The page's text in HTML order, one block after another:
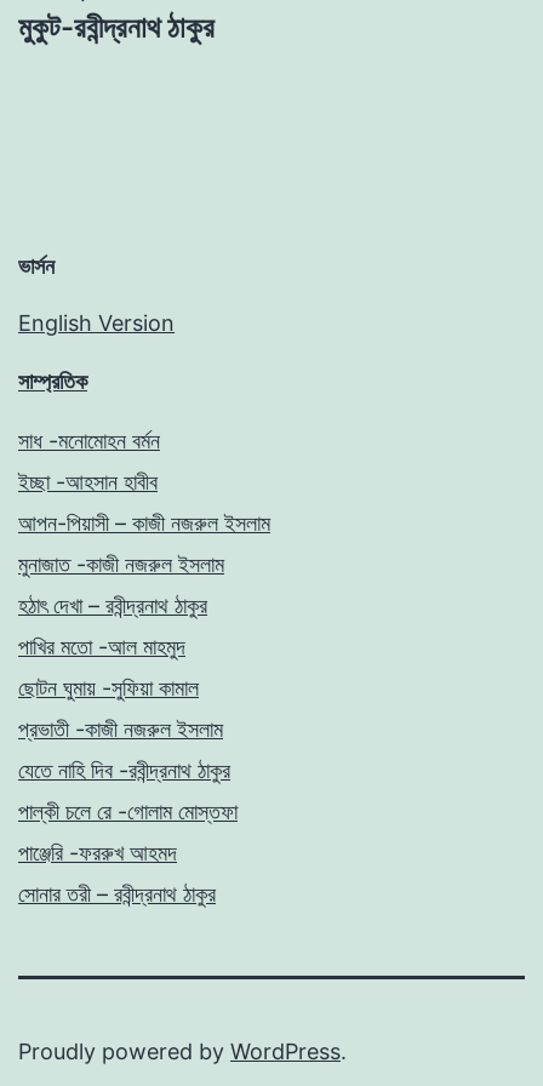
মুকুট-রবীন্দ্রনাথ ঠাকুর
ভার্সন
English Version
সাম্প্রতিক
সাধ -মনোমোহন বর্মন
ইচ্ছা -আহসান হাবীব
আপন-পিয়াসী – কাজী নজরুল ইসলাম
মুনাজাত -কাজী নজরুল ইসলাম
হঠাৎ দেখা – রবীন্দ্রনাথ ঠাকুর
পাখির মতো -আল মাহমুদ
ছোটন ঘুমায় -সুফিয়া কামাল
প্রভাতী -কাজী নজরুল ইসলাম
যেতে নাহি দিব -রবীন্দ্রনাথ ঠাকুর
পাল্কী চলে রে -গোলাম মোস্তফা
পাঞ্জেরি -ফররুখ আহমদ
সোনার তরী – রবীন্দ্রনাথ ঠাকুর
Proudly powered by WordPress.